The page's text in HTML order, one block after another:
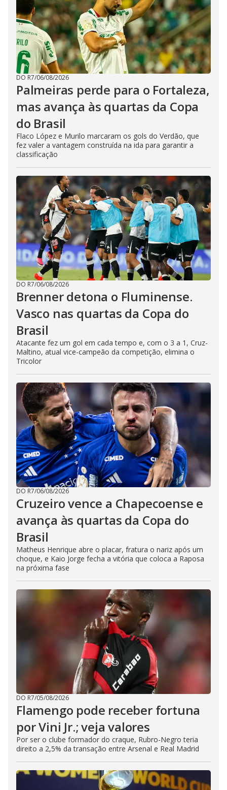
DO R7/06/08/2026
Palmeiras perde para o Fortaleza,
mas avança às quartas da Copa
do Brasil
Flaco López e Murilo marcaram os gols do Verdão, que
fez valer a vantagem construída na ida para garantir a
classificação
DO R7/06/08/2026
Brenner detona o Fluminense.
Vasco nas quartas da Copa do
Brasil
Atacante fez um gol em cada tempo e, com o 3 a 1, Cruz-
Maltino, atual vice-campeão da competição, elimina o
Tricolor
DO R7/06/08/2026
Cruzeiro vence a Chapecoense e
avança às quartas da Copa do
Brasil
Matheus Henrique abre o placar, fratura o nariz após um
choque, e Kaio Jorge fecha a vitória que coloca a Raposa
na próxima fase
DO R7/05/08/2026
Flamengo pode receber fortuna
por Vini Jr.; veja valores
Por ser o clube formador do craque, Rubro-Negro teria
direito a 2,5% da transação entre Arsenal e Real Madrid